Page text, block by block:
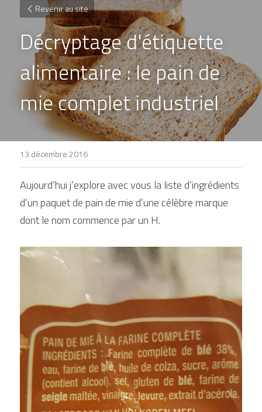
Revenir au site
Décryptage d'étiquette
alimentaire : le pain de
mie complet industriel
13 décembre 2016
Aujourd’hui j’explore avec vous la liste d’ingrédients
d’un paquet de pain de mie d’une célèbre marque
dont le nom commence par un H.